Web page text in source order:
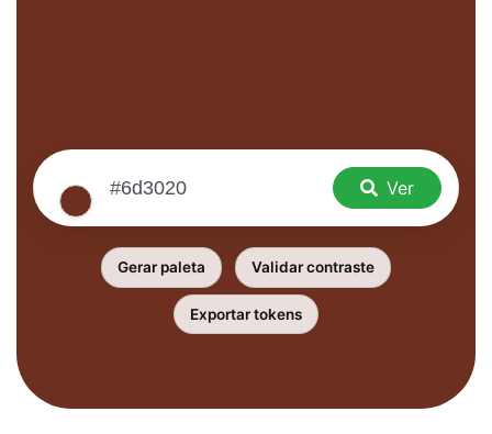
Ver
Gerar paleta Validar contraste
Exportar tokens